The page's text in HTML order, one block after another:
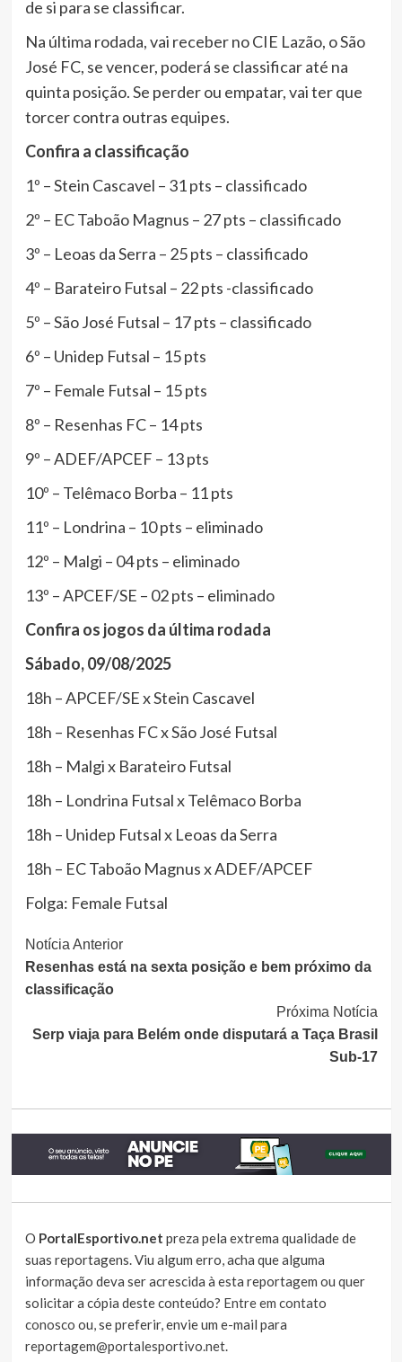
de si para se classificar.
Na última rodada, vai receber no CIE Lazão, o São
José FC, se vencer, poderá se classificar até na
quinta posição. Se perder ou empatar, vai ter que
torcer contra outras equipes.
Confira a classificação
1º – Stein Cascavel – 31 pts – classificado
2º – EC Taboão Magnus – 27 pts – classificado
3º – Leoas da Serra – 25 pts – classificado
4º – Barateiro Futsal – 22 pts -classificado
5º – São José Futsal – 17 pts – classificado
6º – Unidep Futsal – 15 pts
7º – Female Futsal – 15 pts
8º – Resenhas FC – 14 pts
9º – ADEF/APCEF – 13 pts
10º – Telêmaco Borba – 11 pts
11º – Londrina – 10 pts – eliminado
12º – Malgi – 04 pts – eliminado
13º – APCEF/SE – 02 pts – eliminado
Confira os jogos da última rodada
Sábado, 09/08/2025
18h – APCEF/SE x Stein Cascavel
18h – Resenhas FC x São José Futsal
18h – Malgi x Barateiro Futsal
18h – Londrina Futsal x Telêmaco Borba
18h – Unidep Futsal x Leoas da Serra
18h – EC Taboão Magnus x ADEF/APCEF
Folga: Female Futsal
Continue
Lendo
Notícia Anterior
Resenhas está na sexta posição e bem próximo da
classificação
Próxima Notícia
Serp viaja para Belém onde disputará a Taça Brasil
Sub-17
O PortalEsportivo.net preza pela extrema qualidade de
suas reportagens. Viu algum erro, acha que alguma
informação deva ser acrescida à esta reportagem ou quer
solicitar a cópia deste conteúdo? Entre em contato
conosco ou, se preferir, envie um e-mail para
reportagem@portalesportivo.net.